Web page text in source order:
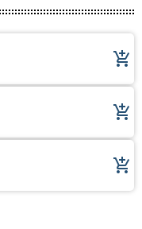
add_shopping_cart
add_shopping_cart
add_shopping_cart